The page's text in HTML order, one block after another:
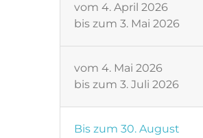
vom 4. April 2026
bis zum 3. Mai 2026
vom 4. Mai 2026
bis zum 3. Juli 2026
Bis zum 30. August